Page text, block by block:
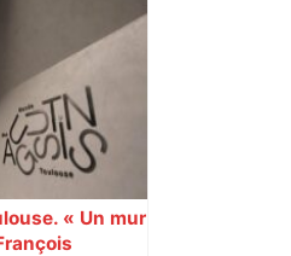
« Un mur